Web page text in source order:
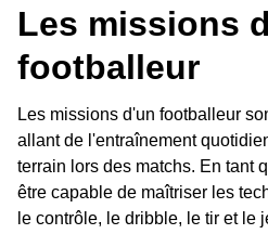
Les missions
footballeur
Les missions d'un footballeur
allant de l'entraînement
terrain lors des matchs. En tant
être capable de maîtriser les
le contrôle, le dribble, le tir et le